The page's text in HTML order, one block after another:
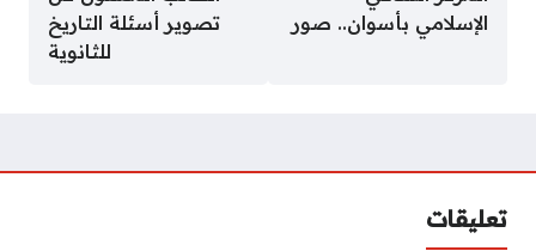
الإسلامي بأسوان.. صور
تصوير أسئلة التاريخ
للثانوية
تعليقات